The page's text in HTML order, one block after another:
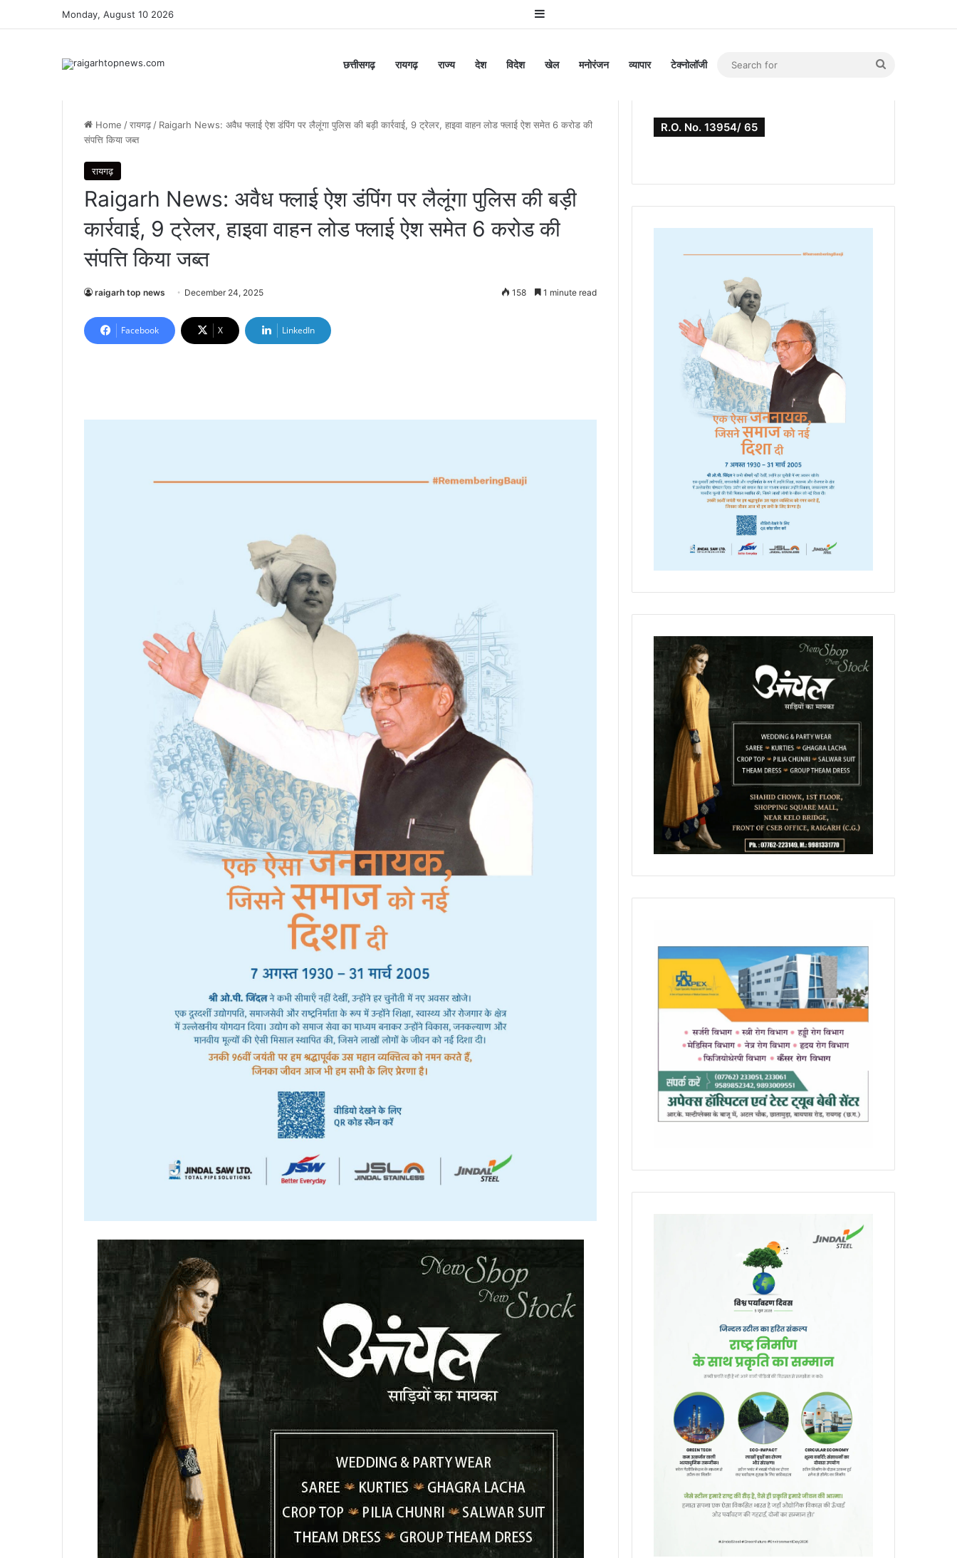
Monday, August 10 2026 Sidebar
छत्तीसगढ़ रायगढ़ राज्य देश विदेश खेल मनोरंजन व्यापार टेक्नोलॉजी
Home /रायगढ़ / Raigarh News: अवैध फ्लाई ऐश डंपिंग पर लैलूंगा पुलिस की बड़ी कार्रवाई, 9 ट्रेलर, हाइवा वाहन लोड फ्लाई ऐश समेत 6 करोड की
संपत्ति किया जब्त
रायगढ़
Raigarh News: अवैध फ्लाई ऐश डंपिंग पर लैलूंगा पुलिस की बड़ी
कार्रवाई, 9 ट्रेलर, हाइवा वाहन लोड फ्लाई ऐश समेत 6 करोड की
संपत्ति किया जब्त
raigarh top news December 24, 2025 158 1 minute read
Facebook X LinkedIn
R.O. No. 13954/ 65